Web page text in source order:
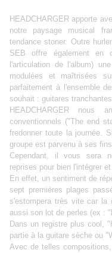
HEADCHARGER apporte
notre paysage musical
tendance stoner. Outre
SEB offre également en
l'articulation de l'album)
modulées et maîtrisées
parfaitement à l'ensemble
souhait : guitares
HEADCHARGER nous
conventionnels ("The end
fredonner toute la journée.
groupe est parvenu à ses
Cependant, il vous sera
reprises pour bien l'intégrer
En effet, un sentiment de
sept premières plages
s'estompera très vite car la
aussi son lot de perles (ex : "
Dans un registre plus cool,
partie à la guitare sèche ou
Avec de telles